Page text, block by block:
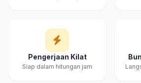
Pengerjaan Kilat
Siap dalam hitungan jam